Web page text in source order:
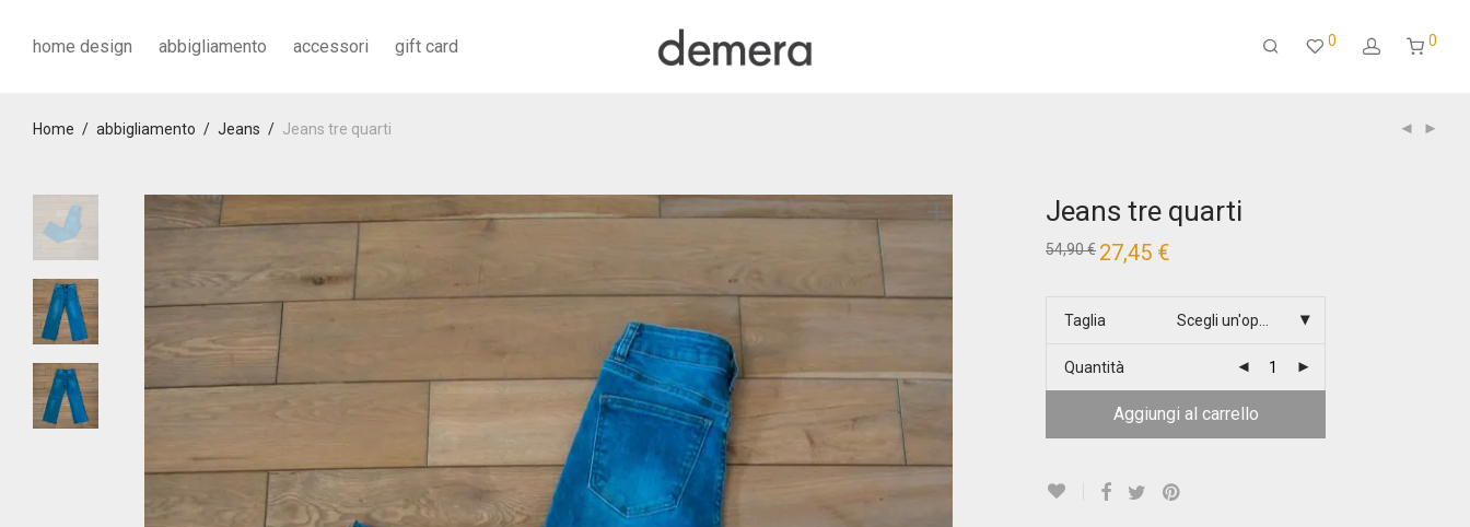
home design abbigliamento accessori gift card 0 0
Home / abbigliamento / Jeans / Jeans tre quarti
Jeans tre quarti
54,90€ Il
prezzo
27,45 €
Taglia
Quantità
Aggiungi al carrello